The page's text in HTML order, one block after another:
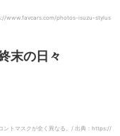
www.favcars.com/photos-isuzu-stylus
末の日々
ントマスクが全く異なる。/ 出典：https://